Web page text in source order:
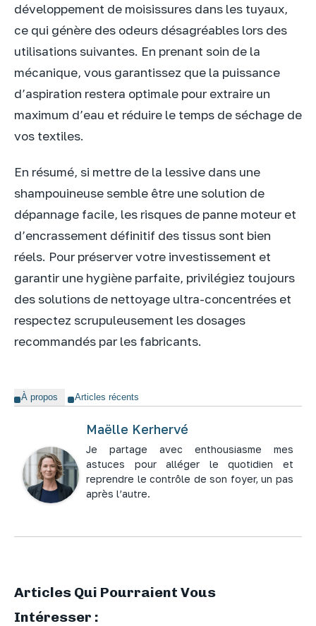
développement de moisissures dans les tuyaux,
ce qui génère des odeurs désagréables lors des
utilisations suivantes. En prenant soin de la
mécanique, vous garantissez que la puissance
d’aspiration restera optimale pour extraire un
maximum d’eau et réduire le temps de séchage de
vos textiles.
En résumé, si mettre de la lessive dans une
shampouineuse semble être une solution de
dépannage facile, les risques de panne moteur et
d’encrassement définitif des tissus sont bien
réels. Pour préserver votre investissement et
garantir une hygiène parfaite, privilégiez toujours
des solutions de nettoyage ultra-concentrées et
respectez scrupuleusement les dosages
recommandés par les fabricants.
À propos Articles récents
Maëlle Kerhervé
Je partage avec enthousiasme mes
astuces pour alléger le quotidien et
reprendre le contrôle de son foyer, un pas
après l’autre.
Articles Qui Pourraient Vous
Intéresser :